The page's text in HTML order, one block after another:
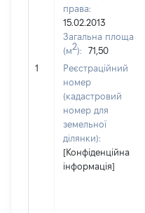
1
права:
15.02.2013
Загальна площа
(м2):
71,50
Реєстраційний
номер
(кадастровий
номер для
земельної
ділянки):
[Конфіденційна
інформація]